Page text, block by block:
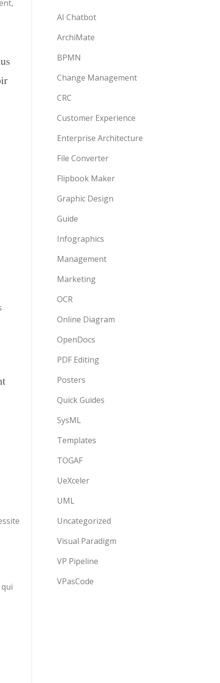
AI Chatbot
ArchiMate
BPMN
Change Management
CRC
Customer Experience
Enterprise Architecture
File Converter
Flipbook Maker
Graphic Design
Guide
Infographics
Management
Marketing
OCR
Online Diagram
OpenDocs
PDF Editing
Posters
Quick Guides
SysML
Templates
TOGAF
UeXceler
UML
Uncategorized
Visual Paradigm
VP Pipeline
VPasCode